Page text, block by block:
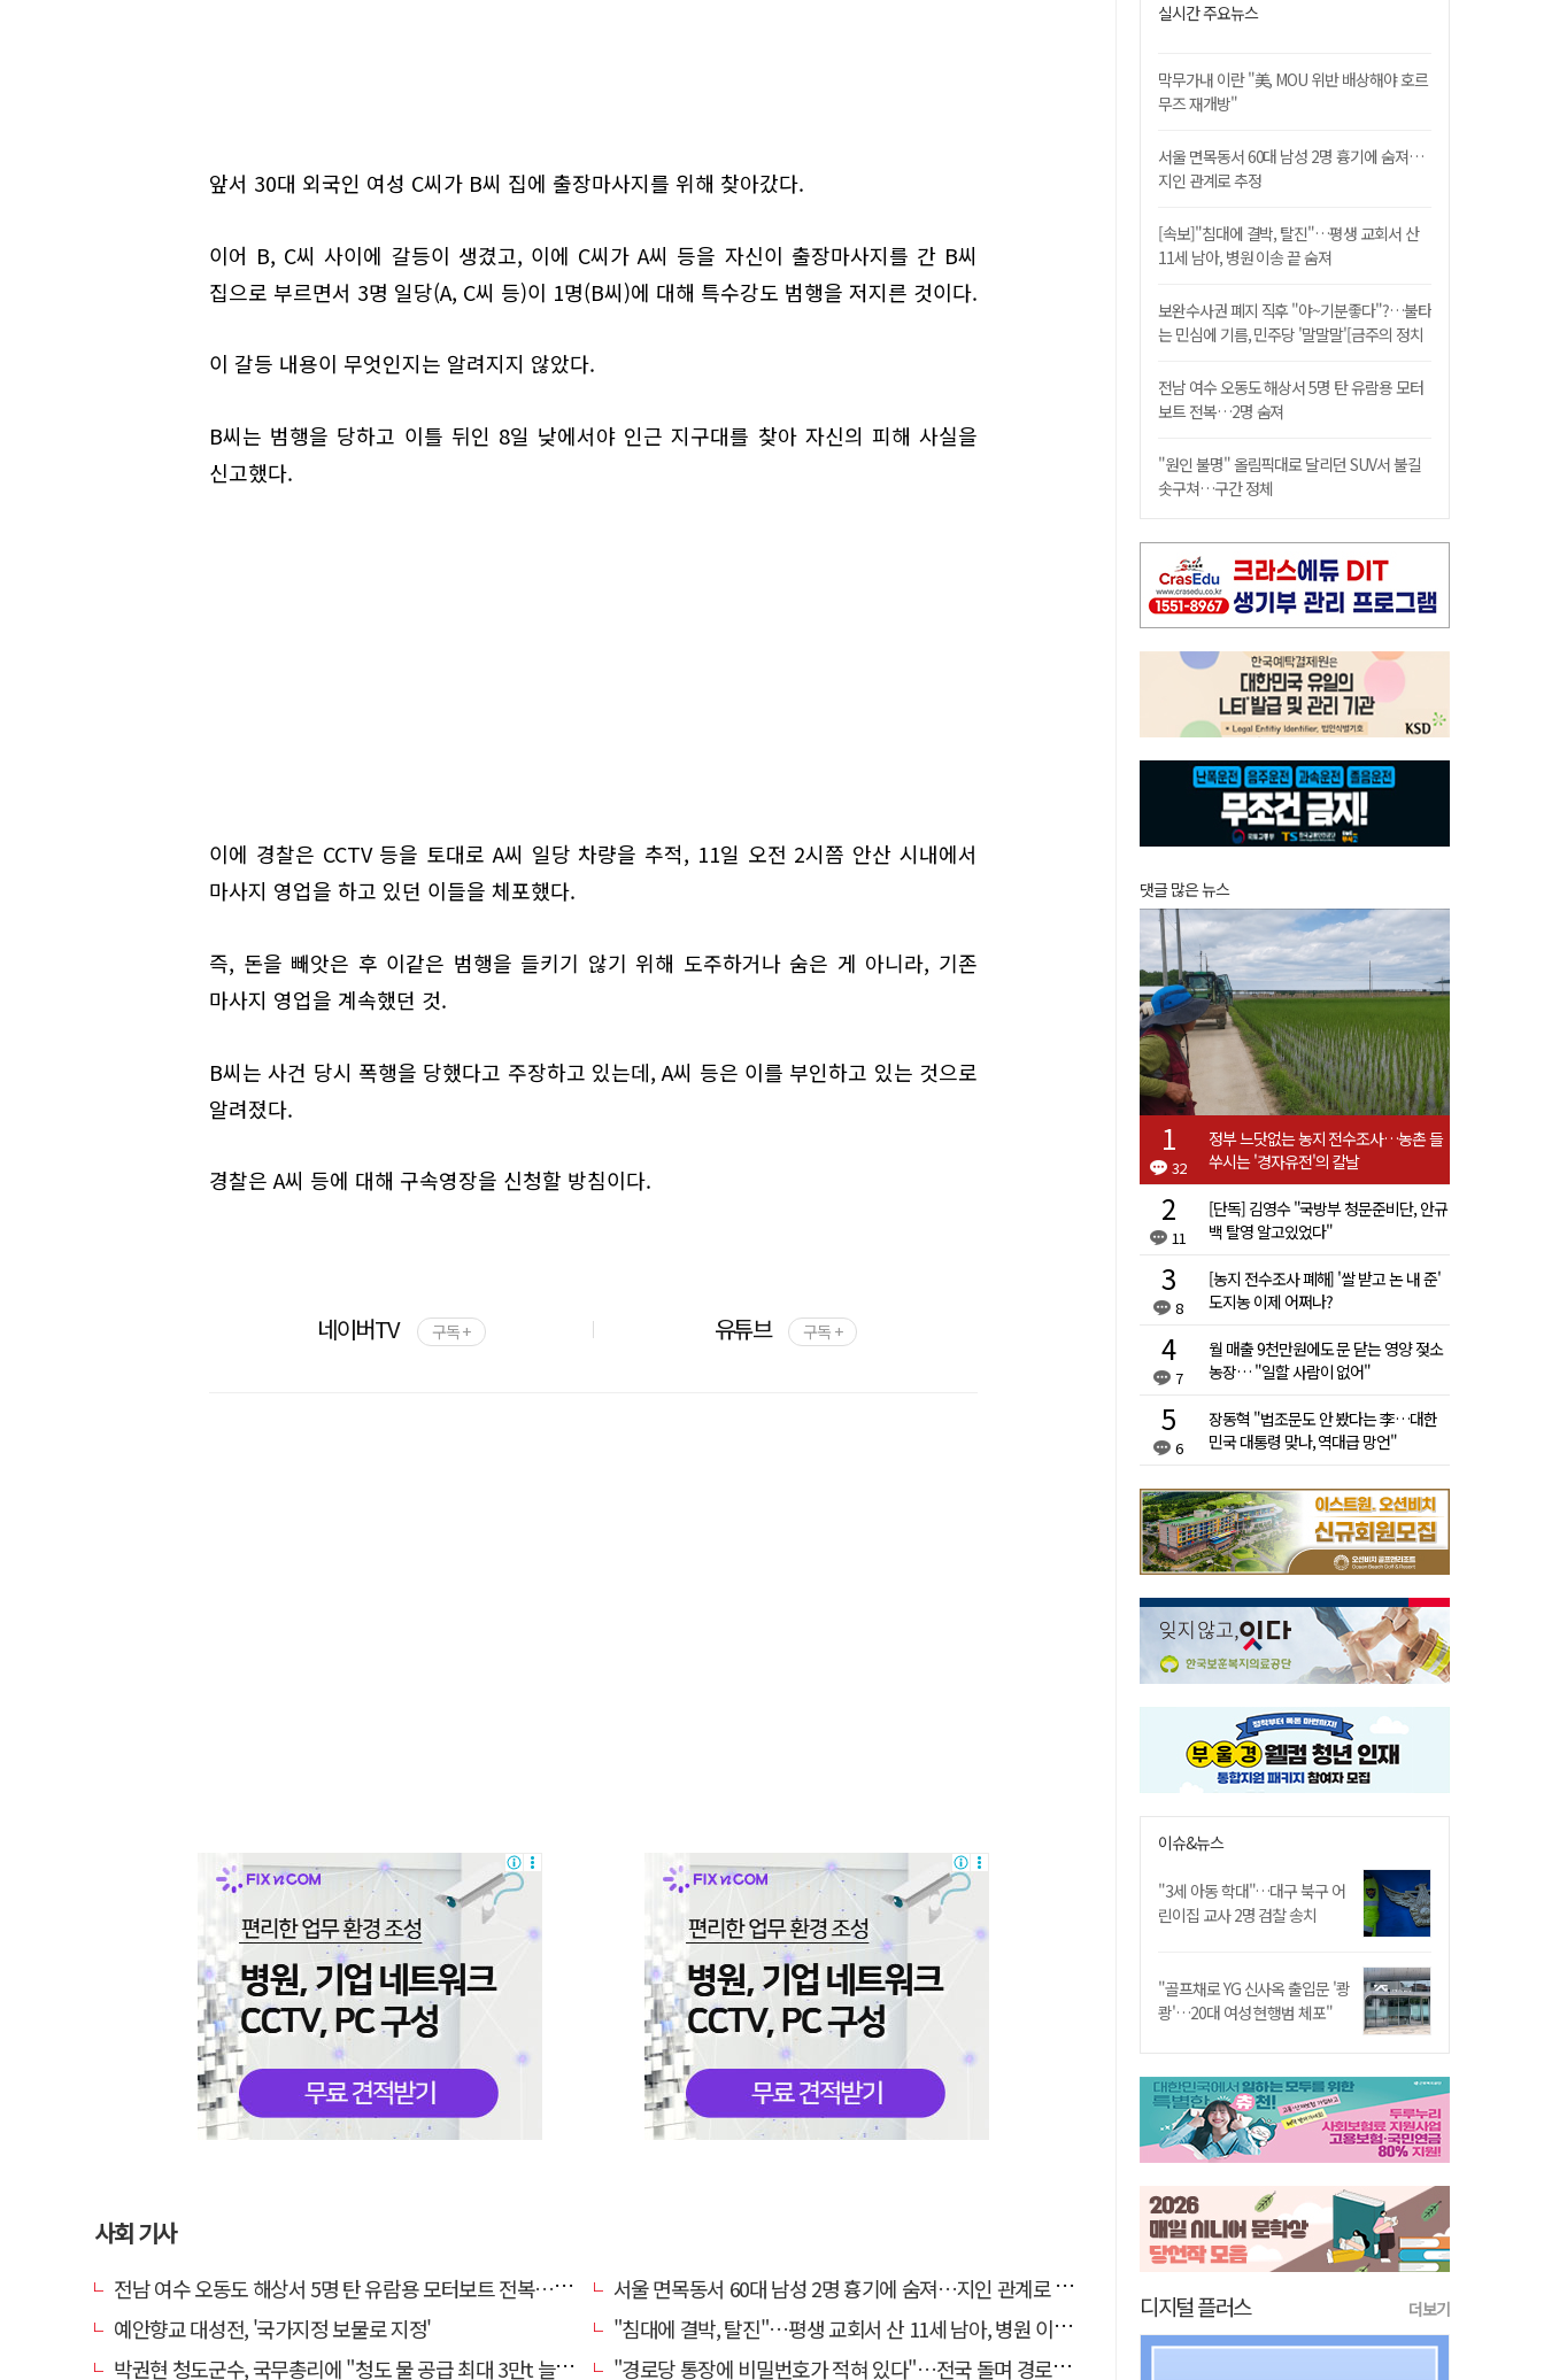
앞서 30대 외국인 여성 C씨가 B씨 집에 출장마사지를 위해 찾아갔다.
이어 B, C씨 사이에 갈등이 생겼고, 이에 C씨가 A씨 등을 자신이 출장마사지를 간 B씨
집으로 부르면서 3명 일당(A, C씨 등)이 1명(B씨)에 대해 특수강도 범행을 저지른 것이다.
이 갈등 내용이 무엇인지는 알려지지 않았다.
B씨는 범행을 당하고 이틀 뒤인 8일 낮에서야 인근 지구대를 찾아 자신의 피해 사실을
신고했다.
이에 경찰은 CCTV 등을 토대로 A씨 일당 차량을 추적, 11일 오전 2시쯤 안산 시내에서
마사지 영업을 하고 있던 이들을 체포했다.
즉, 돈을 빼앗은 후 이같은 범행을 들키기 않기 위해 도주하거나 숨은 게 아니라, 기존
마사지 영업을 계속했던 것.
B씨는 사건 당시 폭행을 당했다고 주장하고 있는데, A씨 등은 이를 부인하고 있는 것으로
알려졌다.
경찰은 A씨 등에 대해 구속영장을 신청할 방침이다.
네이버TV 구독 + 유튜브 구독 +
사회 기사
전남 여수 오동도 해상서 5명 탄 유람용 모터보트 전복…2명 숨져
서울 면목동서 60대 남성 2명 흉기에 숨져…지인 관계로 추정
예안향교 대성전, '국가지정 보물로 지정'
"침대에 결박, 탈진"…평생 교회서 산 11세 남아, 병원 이송 끝 숨져
박권현 청도군수, 국무총리에 "청도 물 공급 최대 3만t 늘려달라"
"경로당 통장에 비밀번호가 적혀 있다"…전국 돌며 경로당 13곳 턴 30대 구속
실시간 주요뉴스
막무가내 이란 "美, MOU 위반 배상해야 호르
무즈 재개방"
서울 면목동서 60대 남성 2명 흉기에 숨져…
지인 관계로 추정
[속보]"침대에 결박, 탈진"…평생 교회서 산
11세 남아, 병원 이송 끝 숨져
보완수사권 폐지 직후 "야~기분좋다"?…불타
는 민심에 기름, 민주당 '말말말'[금주의 정치
전남 여수 오동도 해상서 5명 탄 유람용 모터
보트 전복…2명 숨져
"원인 불명" 올림픽대로 달리던 SUV서 불길
솟구쳐…구간 정체
댓글 많은 뉴스
32
정부 느닷없는 농지 전수조사…농촌 들
쑤시는 '경자유전'의 칼날
11
[단독] 김영수 "국방부 청문준비단, 안규
백 탈영 알고있었다"
8
[농지 전수조사 폐해] '쌀 받고 논 내 준'
도지농 이제 어쩌나?
7
월 매출 9천만원에도 문 닫는 영양 젖소
농장… "일할 사람이 없어"
6
장동혁 "법조문도 안 봤다는 李…대한
민국 대통령 맞나, 역대급 망언"
이슈&뉴스
"3세 아동 학대"…대구 북구 어
린이집 교사 2명 검찰 송치
"골프채로 YG 신사옥 출입문 '쾅
쾅'…20대 여성 현행범 체포"
디지털 플러스 더보기